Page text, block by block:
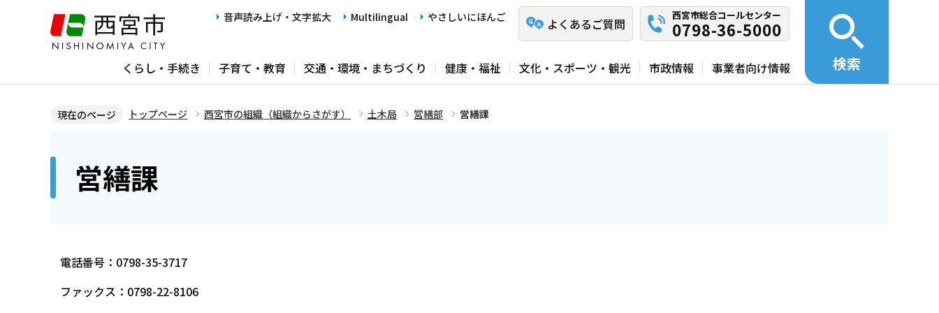
ジ
音声読み上げ・文字拡大 Multilingual やさしいにほんご よくあるご質問
西宮市総合コールセンター
0798-36-5000
くらし・手続き 子育て・教育 交通・環境・まちづくり 健康・福祉 文化・スポーツ・観光 市政情報 事業者向け情報 検索
現在のページ トップページ 西宮市の組織（組織からさがす） 土木局 営繕部 営繕課
営繕課
電話番号：0798-35-3717
ファックス：0798-22-8106